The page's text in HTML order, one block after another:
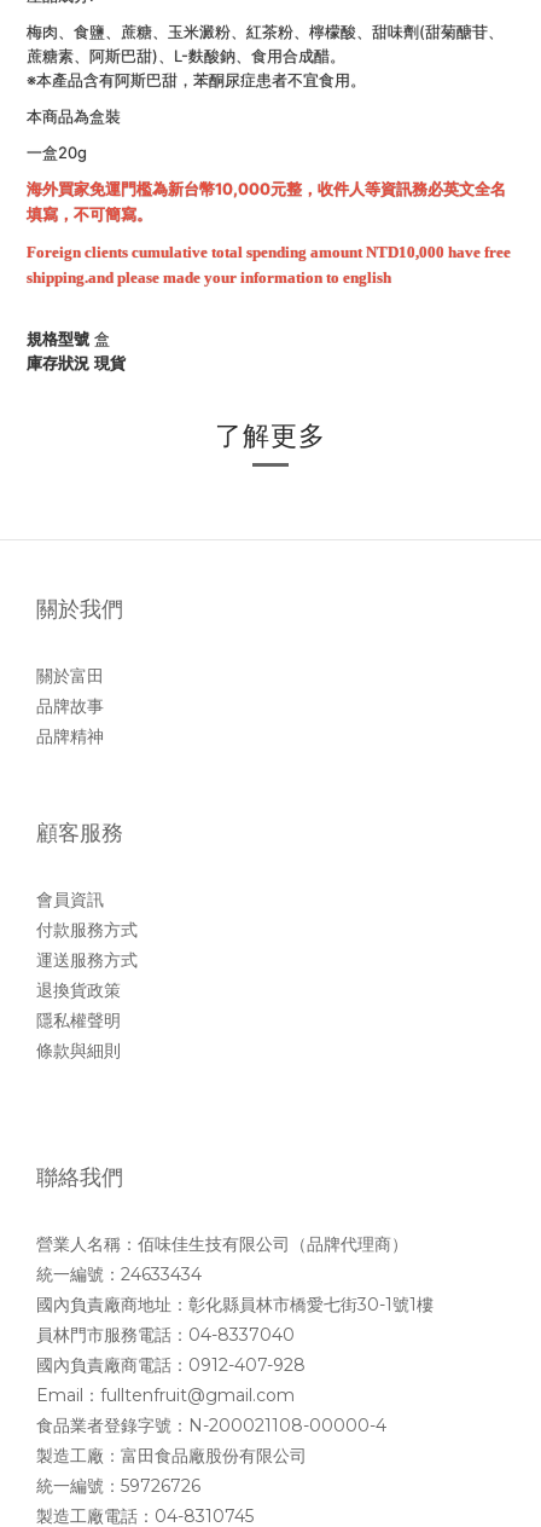
梅肉、食鹽、蔗糖、玉米澱粉、紅茶粉、檸檬酸、甜味劑(甜菊醣苷、
蔗糖素、阿斯巴甜)、L-麩酸鈉、食用合成醋。
※本產品含有阿斯巴甜，苯酮尿症患者不宜食用。
本商品為盒裝
一盒20g
海外買家免運門檻為新台幣10,000元整，收件人等資訊務必英文全名
填寫，不可簡寫。
Foreign clients cumulative total spending amount NTD10,000 have free
shipping.and please made your information to english
規格型號 盒
庫存狀況 現貨
了解更多
關於我們
關於富田
品牌故事
品牌精神
顧客服務
會員資訊
付款服務方式
運送服務方式
退換貨政策
隱私權聲明
條款與細則
聯絡我們
營業人名稱：佰味佳生技有限公司（品牌代理商）
統一編號：24633434
國內負責廠商地址：彰化縣員林市橋愛七街30-1號1樓
員林門市服務電話：04-8337040
國內負責廠商電話：0912-407-928
Email：fulltenfruit@gmail.com
食品業者登錄字號：N-200021108-00000-4
製造工廠：富田食品廠股份有限公司
統一編號：59726726
製造工廠電話：04-8310745